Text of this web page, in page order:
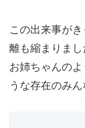
この出来事が
離も縮まりまし
お姉ちゃんの
うな存在のみ